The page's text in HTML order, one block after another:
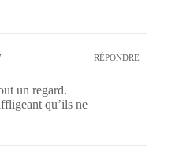
RÉPONDRE
un regard.
qu’ils ne